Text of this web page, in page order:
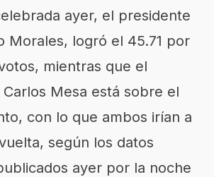
ayer, el presidente
Morales, logró el 45.71 por
mientras que el
Mesa está sobre el
con lo que ambos irían a
según los datos
ayer por la noche